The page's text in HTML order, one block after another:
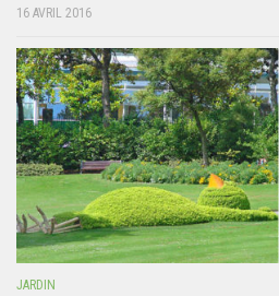
16 AVRIL 2016
JARDIN